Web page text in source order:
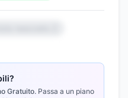
Gratuito. Passa a un piano